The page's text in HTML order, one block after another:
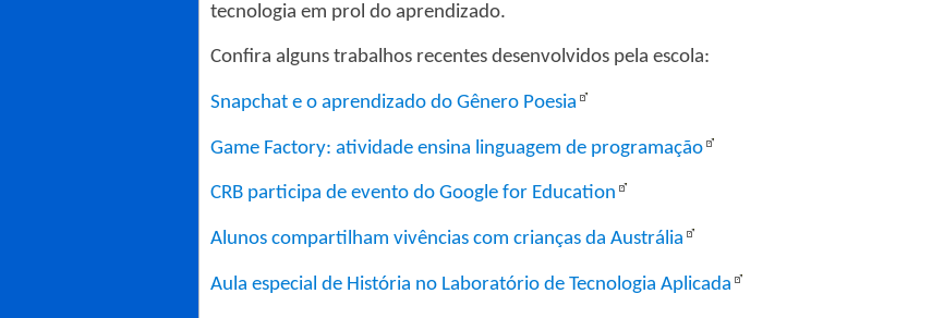
tecnologia em prol do aprendizado.
Confira alguns trabalhos recentes desenvolvidos pela escola:
Snapchat e o aprendizado do Gênero Poesia
Game Factory: atividade ensina linguagem de programação
CRB participa de evento do Google for Education
Alunos compartilham vivências com crianças da Austrália
Aula especial de História no Laboratório de Tecnologia Aplicada